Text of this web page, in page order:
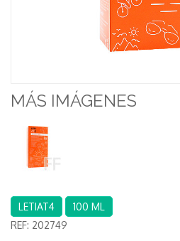
MÁS IMÁGENES
LETIAT4
100 ML
REF: 202749